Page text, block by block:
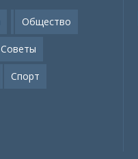
Общество
Советы
Спорт